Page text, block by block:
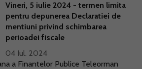
Vineri, 5 iulie 2024 - termen limita
pentru depunerea Declaratiei de
mentiuni privind schimbarea
perioadei fiscale
04 Iul. 2024
a Finantelor Publice Teleorman